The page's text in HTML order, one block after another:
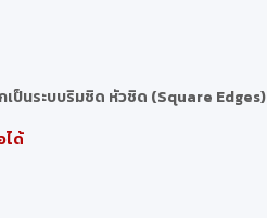
ป็นระบบริมชิด หัวชิด (Square Edges)
ได้